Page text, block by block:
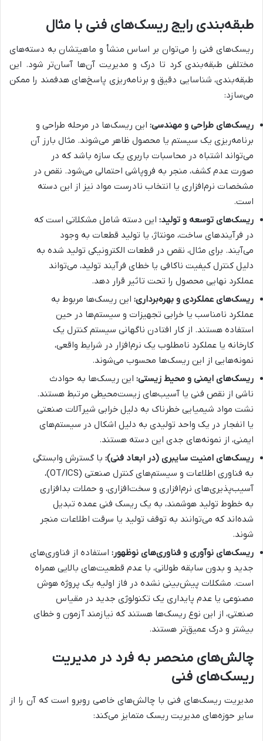
طبقه‌بندی رایج ریسک‌های فنی با مثال
ریسک‌های فنی را می‌توان بر اساس منشأ و ماهیتشان به دسته‌های
مختلفی طبقه‌بندی کرد تا درک و مدیریت آن‌ها آسان‌تر شود. این
طبقه‌بندی، شناسایی دقیق و برنامه‌ریزی پاسخ‌های هدفمند را ممکن
می‌سازد:
ریسک‌های طراحی و مهندسی: این ریسک‌ها در مرحله طراحی و
برنامه‌ریزی یک سیستم یا محصول ظاهر می‌شوند. مثال بارز آن
می‌تواند اشتباه در محاسبات باربری یک سازه باشد که در
صورت عدم کشف، منجر به فروپاشی احتمالی می‌شود. نقص در
مشخصات نرم‌افزاری یا انتخاب نادرست مواد نیز از این دسته
است.
ریسک‌های توسعه و تولید: این دسته شامل مشکلاتی است که
در فرآیندهای ساخت، مونتاژ، یا تولید قطعات به وجود
می‌آیند. برای مثال، نقص در قطعات الکترونیکی تولید شده به
دلیل کنترل کیفیت ناکافی یا خطای فرآیند تولید، می‌تواند
عملکرد نهایی محصول را تحت تاثیر قرار دهد.
ریسک‌های عملکردی و بهره‌برداری: این ریسک‌ها مربوط به
عملکرد نامناسب یا خرابی تجهیزات و سیستم‌ها در حین
استفاده هستند. از کار افتادن ناگهانی سیستم کنترل یک
کارخانه یا عملکرد نامطلوب یک نرم‌افزار در شرایط واقعی،
نمونه‌هایی از این ریسک‌ها محسوب می‌شوند.
ریسک‌های ایمنی و محیط زیستی: این ریسک‌ها به حوادث
ناشی از نقص فنی یا آسیب‌های زیست‌محیطی مرتبط هستند.
نشت مواد شیمیایی خطرناک به دلیل خرابی شیرآلات صنعتی
یا انفجار در یک واحد تولیدی به دلیل اشکال در سیستم‌های
ایمنی، از نمونه‌های جدی این دسته هستند.
ریسک‌های امنیت سایبری (در ابعاد فنی): با گسترش وابستگی
به فناوری اطلاعات و سیستم‌های کنترل صنعتی (OT/ICS)،
آسیب‌پذیری‌های نرم‌افزاری و سخت‌افزاری، و حملات بدافزاری
به خطوط تولید هوشمند، به یک ریسک فنی عمده تبدیل
شده‌اند که می‌توانند به توقف تولید یا سرقت اطلاعات منجر
شوند.
ریسک‌های نوآوری و فناوری‌های نوظهور: استفاده از فناوری‌های
جدید و بدون سابقه طولانی، با عدم قطعیت‌های بالایی همراه
است. مشکلات پیش‌بینی نشده در فاز اولیه یک پروژه هوش
مصنوعی یا عدم پایداری یک تکنولوژی جدید در مقیاس
صنعتی، از این نوع ریسک‌ها هستند که نیازمند آزمون و خطای
بیشتر و درک عمیق‌تر هستند.
چالش‌های منحصر به فرد در مدیریت
ریسک‌های فنی
مدیریت ریسک‌های فنی با چالش‌های خاصی روبرو است که آن را از
سایر حوزه‌های مدیریت ریسک متمایز می‌کند: